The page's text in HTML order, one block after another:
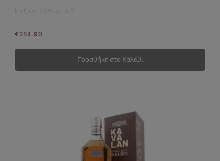
Μεξικό 40%vol 0,7L
€ 259.90
Προσθήκη στο Καλάθι